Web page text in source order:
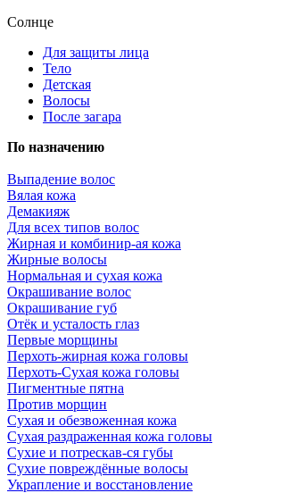
Солнце
Для защиты лица
Тело
Детская
Волосы
После загара
По назначению
Выпадение волос
Вялая кожа
Демакияж
Для всех типов волос
Жирная и комбинир-ая кожа
Жирные волосы
Нормальная и сухая кожа
Окрашивание волос
Окрашивание губ
Отёк и усталость глаз
Первые морщины
Перхоть-жирная кожа головы
Перхоть-Сухая кожа головы
Пигментные пятна
Против морщин
Сухая и обезвоженная кожа
Сухая раздраженная кожа головы
Сухие и потрескав-ся губы
Сухие повреждённые волосы
Украпление и восстановление